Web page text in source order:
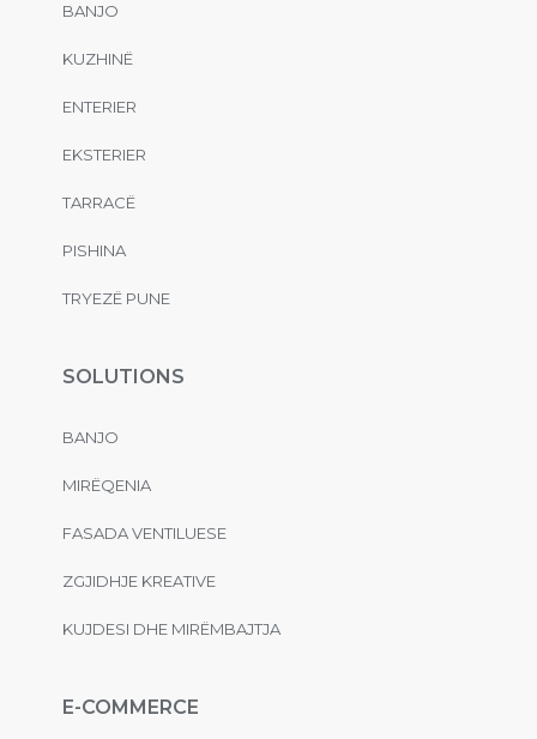
BANJO
KUZHINË
ENTERIER
EKSTERIER
TARRACË
PISHINA
TRYEZË PUNE
SOLUTIONS
BANJO
MIRËQENIA
FASADA VENTILUESE
ZGJIDHJE KREATIVE
KUJDESI DHE MIRËMBAJTJA
E-COMMERCE